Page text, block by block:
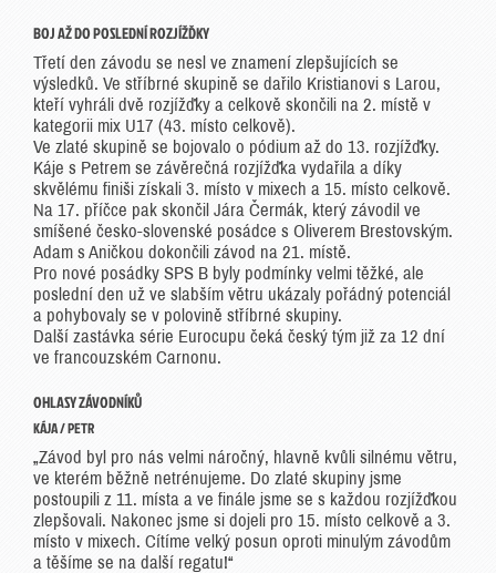
BOJ AŽ DO POSLEDNÍ ROZJÍŽĎKY
Třetí den závodu se nesl ve znamení zlepšujících se
výsledků. Ve stříbrné skupině se dařilo Kristianovi s Larou,
kteří vyhráli dvě rozjížďky a celkově skončili na 2. místě v
kategorii mix U17 (43. místo celkově).
Ve zlaté skupině se bojovalo o pódium až do 13. rozjížďky.
Káje s Petrem se závěrečná rozjížďka vydařila a díky
skvělému finiši získali 3. místo v mixech a 15. místo celkově.
Na 17. příčce pak skončil Jára Čermák, který závodil ve
smíšené česko-slovenské posádce s Oliverem Brestovským.
Adam s Aničkou dokončili závod na 21. místě.
Pro nové posádky SPS B byly podmínky velmi těžké, ale
poslední den už ve slabším větru ukázaly pořádný potenciál
a pohybovaly se v polovině stříbrné skupiny.
Další zastávka série Eurocupu čeká český tým již za 12 dní
ve francouzském Carnonu.
OHLASY ZÁVODNÍKŮ
KÁJA / PETR
„Závod byl pro nás velmi náročný, hlavně kvůli silnému větru,
ve kterém běžně netrénujeme. Do zlaté skupiny jsme
postoupili z 11. místa a ve finále jsme se s každou rozjížďkou
zlepšovali. Nakonec jsme si dojeli pro 15. místo celkově a 3.
místo v mixech. Cítíme velký posun oproti minulým závodům
a těšíme se na další regatu!“